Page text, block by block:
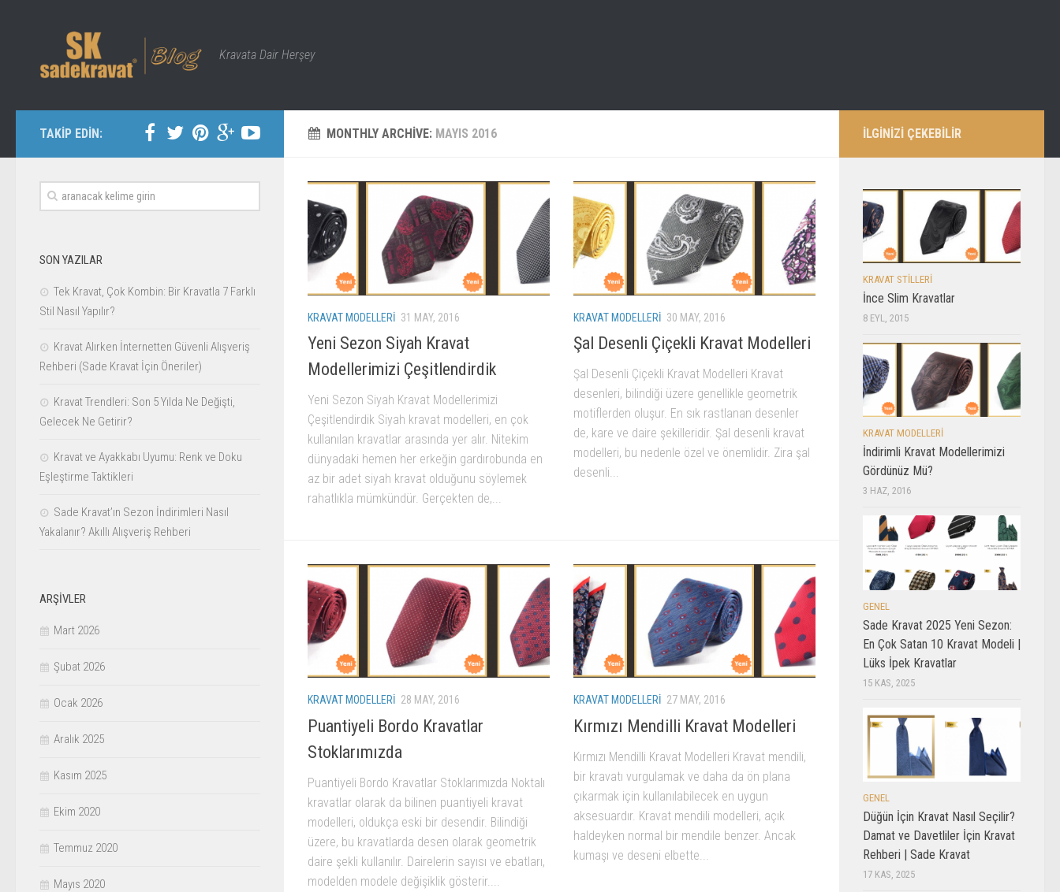
Kravata Dair Herşey
MONTHLY ARCHIVE: MAYIS 2016
KRAVAT MODELLERI 31 MAY, 2016
Yeni Sezon Siyah Kravat
Modellerimizi Çeşitlendirdik
Yeni Sezon Siyah Kravat Modellerimizi
Çeşitlendirdik Siyah kravat modelleri, en çok
kullanılan kravatlar arasında yer alır. Nitekim
dünyadaki hemen her erkeğin gardırobunda en
az bir adet siyah kravat olduğunu söylemek
rahatlıkla mümkündür. Gerçekten de,...
KRAVAT MODELLERI 30 MAY, 2016
Şal Desenli Çiçekli Kravat Modelleri
Şal Desenli Çiçekli Kravat Modelleri Kravat
desenleri, bilindiği üzere genellikle geometrik
motiflerden oluşur. En sık rastlanan desenler
de, kare ve daire şekilleridir. Şal desenli kravat
modelleri, bu nedenle özel ve önemlidir. Zira şal
desenli...
KRAVAT MODELLERI 28 MAY, 2016
Puantiyeli Bordo Kravatlar
Stoklarımızda
Puantiyeli Bordo Kravatlar Stoklarımızda Noktalı
kravatlar olarak da bilinen puantiyeli kravat
modelleri, oldukça eski bir desendir. Bilindiği
üzere, bu kravatlarda desen olarak geometrik
daire şekli kullanılır. Dairelerin sayısı ve ebatları,
modelden modele değişiklik gösterir....
KRAVAT MODELLERI 27 MAY, 2016
Kırmızı Mendilli Kravat Modelleri
Kırmızı Mendilli Kravat Modelleri Kravat mendili,
bir kravatı vurgulamak ve daha da ön plana
çıkarmak için kullanılabilecek en uygun
aksesuardır. Kravat mendili modelleri, açık
haldeyken normal bir mendile benzer. Ancak
kumaşı ve deseni elbette...
TAKİP EDİN:
SON YAZILAR
Tek Kravat, Çok Kombin: Bir Kravatla 7 Farklı
Stil Nasıl Yapılır?
Kravat Alırken İnternetten Güvenli Alışveriş
Rehberi (Sade Kravat İçin Öneriler)
Kravat Trendleri: Son 5 Yılda Ne Değişti,
Gelecek Ne Getirir?
Kravat ve Ayakkabı Uyumu: Renk ve Doku
Eşleştirme Taktikleri
Sade Kravat’ın Sezon İndirimleri Nasıl
Yakalanır? Akıllı Alışveriş Rehberi
ARŞIVLER
Mart 2026
Şubat 2026
Ocak 2026
Aralık 2025
Kasım 2025
Ekim 2020
Temmuz 2020
Mayıs 2020
İLGİNİZİ ÇEKEBİLİR
KRAVAT STILLERI
İnce Slim Kravatlar
8 EYL, 2015
KRAVAT MODELLERI
İndirimli Kravat Modellerimizi
Gördünüz Mü?
3 HAZ, 2016
GENEL
Sade Kravat 2025 Yeni Sezon:
En Çok Satan 10 Kravat Modeli |
Lüks İpek Kravatlar
15 KAS, 2025
GENEL
Düğün İçin Kravat Nasıl Seçilir?
Damat ve Davetliler İçin Kravat
Rehberi | Sade Kravat
17 KAS, 2025